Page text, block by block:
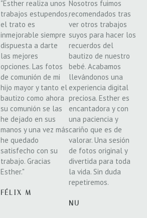
"Esther realiza unos
trabajos estupendos,
el trato es
inmejorable siempre
dispuesta a darte
las mejores
opciones. Las fotos
de comunión de mi
hijo mayor y tanto el
bautizo como ahora
su comunión se las
he dejado en sus
manos y una vez más
he quedado
satisfecho con su
trabajo. Gracias
Esther."
FÉLIX M
Nosotros fuimos
recomendados tras
ver otros trabajos
suyos para hacer los
recuerdos del
bautizo de nuestro
bebé. Acabamos
llevándonos una
experiencia digital
preciosa. Esther es
encantadora y con
una paciencia y
cariño que es de
valorar. Una sesión
de fotos original y
divertida para toda
la vida. Sin duda
repetiremos.
NU